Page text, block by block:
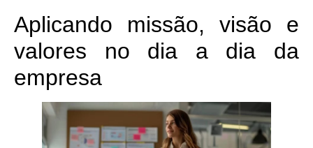
Aplicando missão, visão e
valores no dia a dia da
empresa